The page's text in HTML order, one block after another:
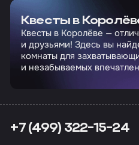
Квесты в
Квесты в Королёве —
и друзьями! Здесь вы
комнаты для
и незабываемых
+7 (499) 322-15-24